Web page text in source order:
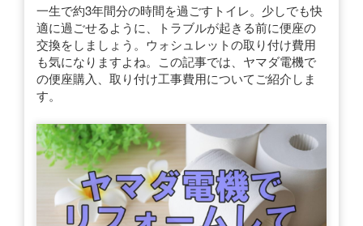
一生で約3年間分の時間を過ごすトイレ。少しでも快
適に過ごせるように、トラブルが起きる前に便座の
交換をしましょう。ウォシュレットの取り付け費用
も気になりますよね。この記事では、ヤマダ電機で
の便座購入、取り付け工事費用についてご紹介しま
す。